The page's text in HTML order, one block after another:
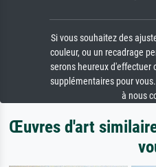
Si vous souhaitez des
couleur, ou un recadrage
serons heureux d'effectuer
supplémentaires pour
à nous
Œuvres d'art